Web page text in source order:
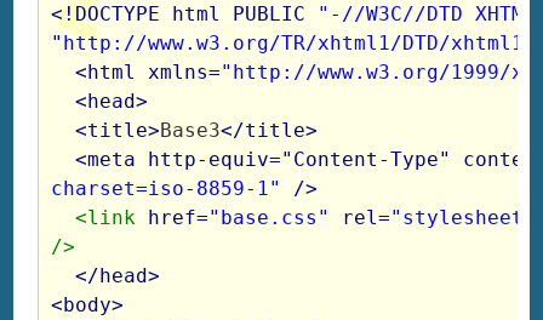
<!DOCTYPE html PUBLIC "-//W3C//DTD
"http://www.w3.org/TR/xhtml1/DTD/
  <html xmlns=
"http://www.w3.org/1999/
  <head>
  <title>
Base3</title>
<meta http-equiv="Content-Type"
charset=iso-8859-1"
<link href="base.css" rel="stylesheet"
/>
  </head>
<body>